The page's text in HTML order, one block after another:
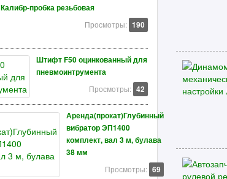
Калибр-пробка резьбовая
Просмотры: 190
Штифт F50 оцинкованный для
пневмоинтрумента
Просмотры: 42
Аренда(прокат)Глубинный
вибратор ЭП1400
комплект, вал 3 м, булава
38 мм
Просмотры: 69